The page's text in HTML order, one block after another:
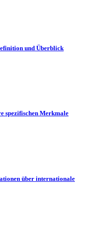
und Überblick
spezifischen Merkmale
über internationale